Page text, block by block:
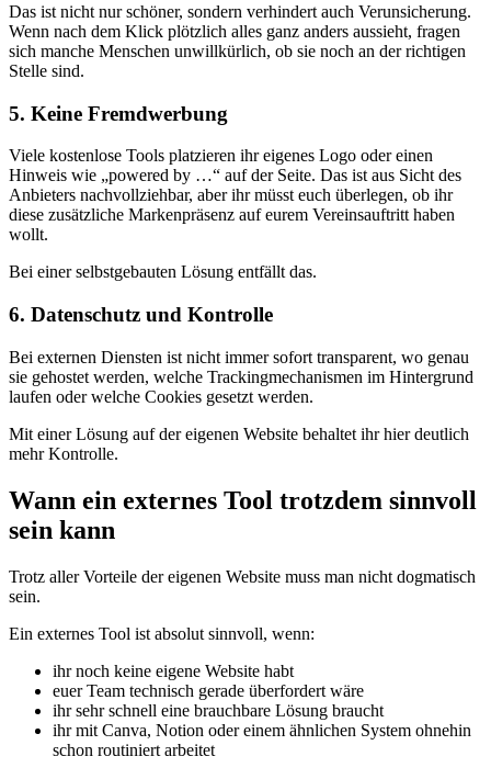
Das ist nicht nur schöner, sondern verhindert auch Verunsicherung.
Wenn nach dem Klick plötzlich alles ganz anders aussieht, fragen
sich manche Menschen unwillkürlich, ob sie noch an der richtigen
Stelle sind.
5. Keine Fremdwerbung
Viele kostenlose Tools platzieren ihr eigenes Logo oder einen
Hinweis wie „powered by …“ auf der Seite. Das ist aus Sicht des
Anbieters nachvollziehbar, aber ihr müsst euch überlegen, ob ihr
diese zusätzliche Markenpräsenz auf eurem Vereinsauftritt haben
wollt.
Bei einer selbstgebauten Lösung entfällt das.
6. Datenschutz und Kontrolle
Bei externen Diensten ist nicht immer sofort transparent, wo genau
sie gehostet werden, welche Trackingmechanismen im Hintergrund
laufen oder welche Cookies gesetzt werden.
Mit einer Lösung auf der eigenen Website behaltet ihr hier deutlich
mehr Kontrolle.
Wann ein externes Tool trotzdem sinnvoll
sein kann
Trotz aller Vorteile der eigenen Website muss man nicht dogmatisch
sein.
Ein externes Tool ist absolut sinnvoll, wenn:
ihr noch keine eigene Website habt
euer Team technisch gerade überfordert wäre
ihr sehr schnell eine brauchbare Lösung braucht
ihr mit Canva, Notion oder einem ähnlichen System ohnehin
schon routiniert arbeitet